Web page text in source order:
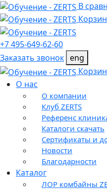
В
+7 495-649-62-60
Заказать звонок eng
О нас
О компании
Клуб ZERTS
Референс
Каталоги скачать
Сертификаты и
Новости
Благодарности
Каталог
ЛОР комбайны